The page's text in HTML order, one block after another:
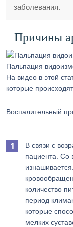
заболевания.
Причины
Пальпация
На видео в этой
которые
Воспалительный
В связи с
пациента. Со
количество
период
которые
мелких